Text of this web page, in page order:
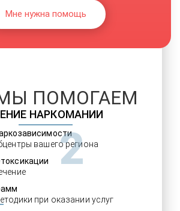
НАРКОМАНИИ
вашего региона
при оказании услуг
Мне нужна помощь
ПОМОГАЕМ
2